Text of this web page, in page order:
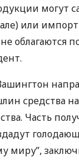
могут
или
облагаются
средства
Часть
миру”,